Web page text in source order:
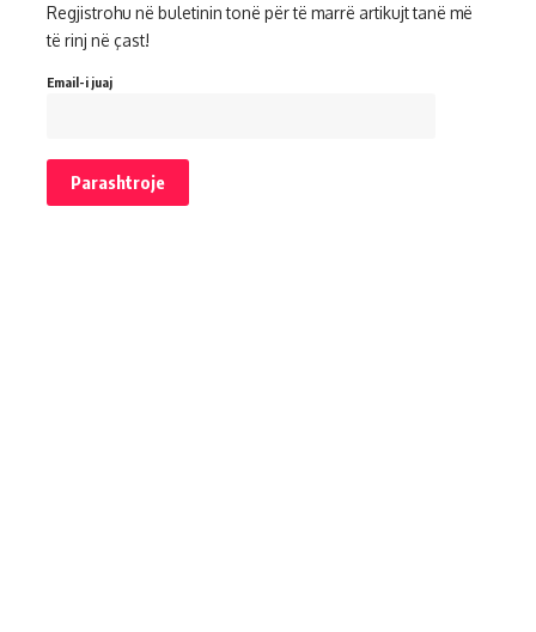
Regjistrohu në buletinin tonë për të marrë artikujt tanë më
të rinj në çast!
Email-i juaj